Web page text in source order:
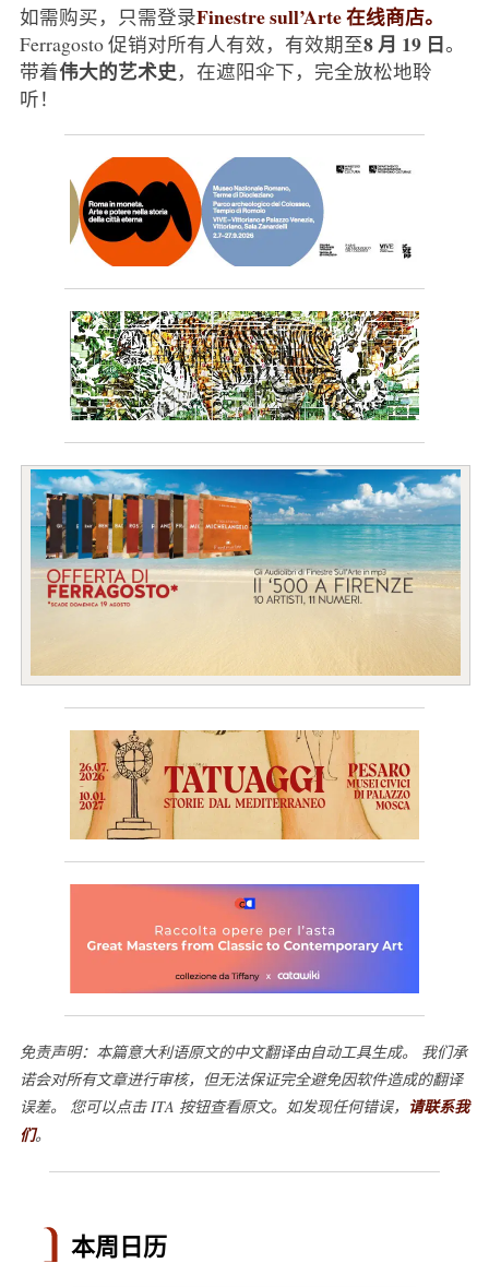
如需购买，只需登录Finestre sull’Arte 在线商店。
Ferragosto 促销对所有人有效，有效期至8 月 19 日。
带着伟大的艺术史，在遮阳伞下，完全放松地聆
听！
免责声明：本篇意大利语原文的中文翻译由自动工具生成。 我们承
诺会对所有文章进行审核，但无法保证完全避免因软件造成的翻译
误差。 您可以点击 ITA 按钮查看原文。如发现任何错误， 请联系我
们。
本周日历